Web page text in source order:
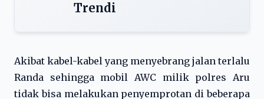
Trendi
Akibat kabel-kabel yang menyebrang jalan terlalu
Randa sehingga mobil AWC milik polres Aru
tidak bisa melakukan penyemprotan di beberapa